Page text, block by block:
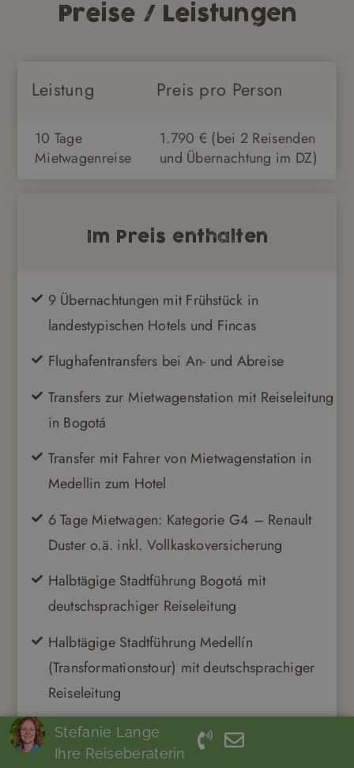
Preise / Leistungen
Leistung Preis pro Person
10 Tage
Mietwagenreise
1.790 € (bei 2 Reisenden
und Übernachtung im DZ)
Im Preis enthalten
9 Übernachtungen mit Frühstück in
landestypischen Hotels und Fincas
Flughafentransfers bei An- und Abreise
Transfers zur Mietwagenstation mit Reiseleitung
in Bogotá
Transfer mit Fahrer von Mietwagenstation in
Medellin zum Hotel
6 Tage Mietwagen: Kategorie G4 – Renault
Duster o.ä. inkl. Vollkaskoversicherung
Halbtägige Stadtführung Bogotá mit
deutschsprachiger Reiseleitung
Halbtägige Stadtführung Medellín
(Transformationstour) mit deutschsprachiger
Reiseleitung
Geführter Ausflug ins Samaria-Tal
Stefanie Lange
Ihre Reiseberaterin